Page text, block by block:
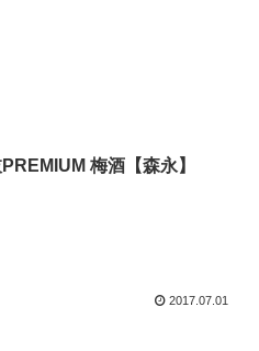
梅酒【森永】
2017.07.01